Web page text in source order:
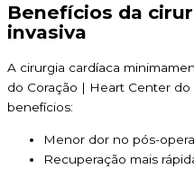
Benefícios da
invasiva
A cirurgia cardíaca
do Coração | Heart Center
benefícios:
Menor dor no pós-
Recuperação mais